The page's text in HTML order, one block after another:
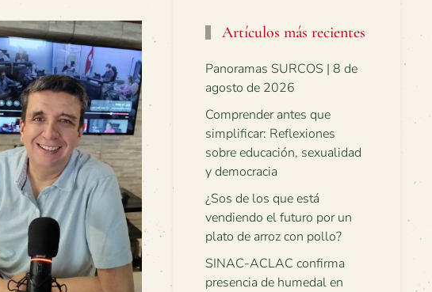
Artículos más recientes
Panoramas SURCOS | 8 de
agosto de 2026
Comprender antes que
simplificar: Reflexiones
sobre educación, sexualidad
y democracia
¿Sos de los que está
vendiendo el futuro por un
plato de arroz con pollo?
SINAC-ACLAC confirma
presencia de humedal en